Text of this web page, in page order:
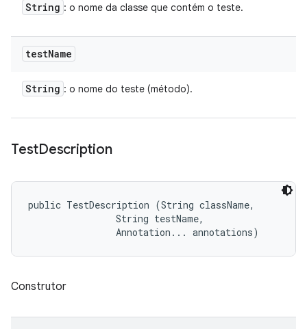
String : o nome da classe que contém o teste.
testName
String : o nome do teste (método).
TestDescription
public TestDescription (String className,
                String testName,
                Annotation... annotations)
Construtor